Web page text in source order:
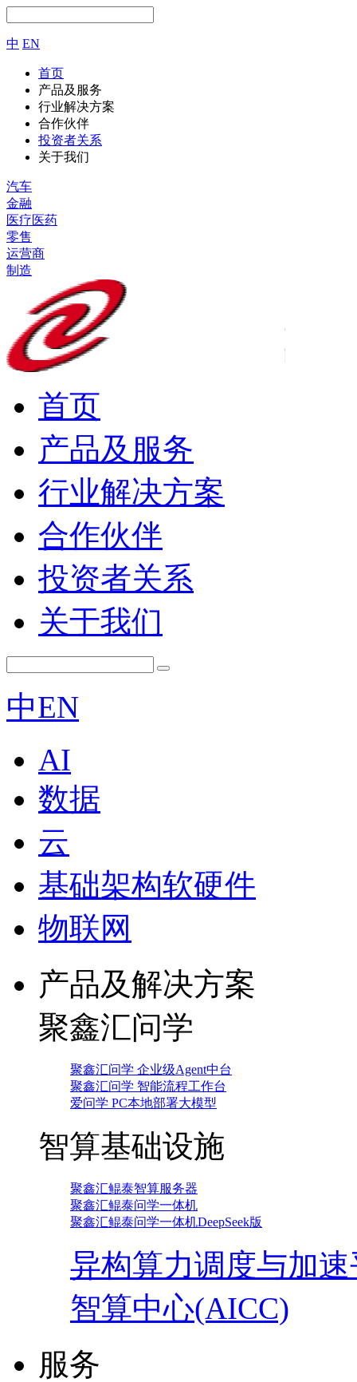
中 EN
首页
产品及服务
行业解决方案
合作伙伴
投资者关系
关于我们
汽车
金融
医疗医药
零售
运营商
制造
首页
产品及服务
行业解决方案
合作伙伴
投资者关系
关于我们
中EN
AI
数据
云
基础架构软硬件
物联网
产品及解决方案
聚鑫汇问学
聚鑫汇问学 企业级Agent中台
聚鑫汇问学 智能流程工作台
爱问学 PC本地部署大模型
智算基础设施
聚鑫汇鲲泰智算服务器
聚鑫汇鲲泰问学一体机
聚鑫汇鲲泰问学一体机DeepSeek版
异构算力调度与加
智算中心(AICC)
服务